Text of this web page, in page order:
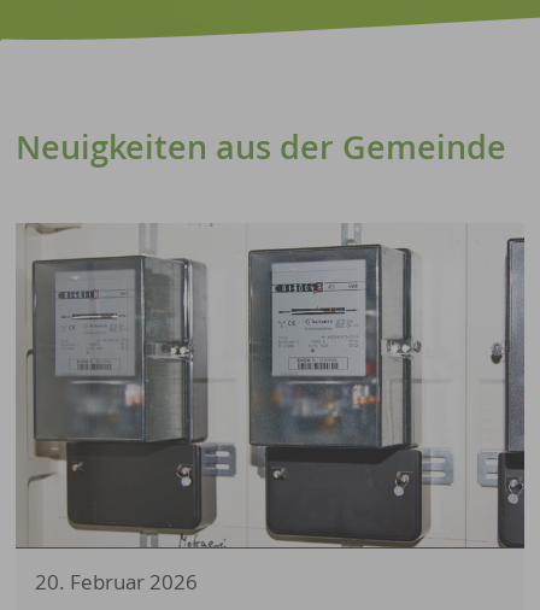
Neuigkeiten aus der Gemeinde
12 Ergebnisse gefunden
20. Februar 2026